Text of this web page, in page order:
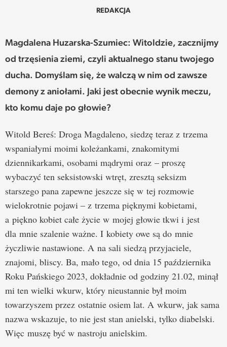
TEKSTY Z MIESIĘCZNIKA
PODCAST
REDAKCJA
Magdalena Huzarska-Szumiec: Witoldzie, zacznijmy
od trzęsienia ziemi, czyli aktualnego stanu twojego
ducha. Domyślam się, że walczą w nim od zawsze
demony z aniołami. Jaki jest obecnie wynik meczu,
kto komu daje po głowie?
Witold Bereś: Droga Magdaleno, siedzę teraz z trzema
wspaniałymi moimi koleżankami, znakomitymi
dziennikarkami, osobami mądrymi oraz – proszę
wybaczyć ten seksistowski wtręt, zresztą seksizm
starszego pana zapewne jeszcze się w tej rozmowie
wielokrotnie pojawi – z trzema pięknymi kobietami,
a piękno kobiet całe życie w mojej głowie tkwi i jest
dla mnie szalenie ważne. I kobiety owe są do mnie
życzliwie nastawione. A na sali siedzą przyjaciele,
znajomi, bliscy. Ba, mało tego, od dnia 15 października
Roku Pańskiego 2023, dokładnie od godziny 21.02, minął
mi ten wielki wkurw, który nieustannie był moim
towarzyszem przez ostatnie osiem lat. A wkurw, jak sama
nazwa wskazuje, to nie jest stan anielski, tylko diabelski.
Więc muszę być w nastroju anielskim.